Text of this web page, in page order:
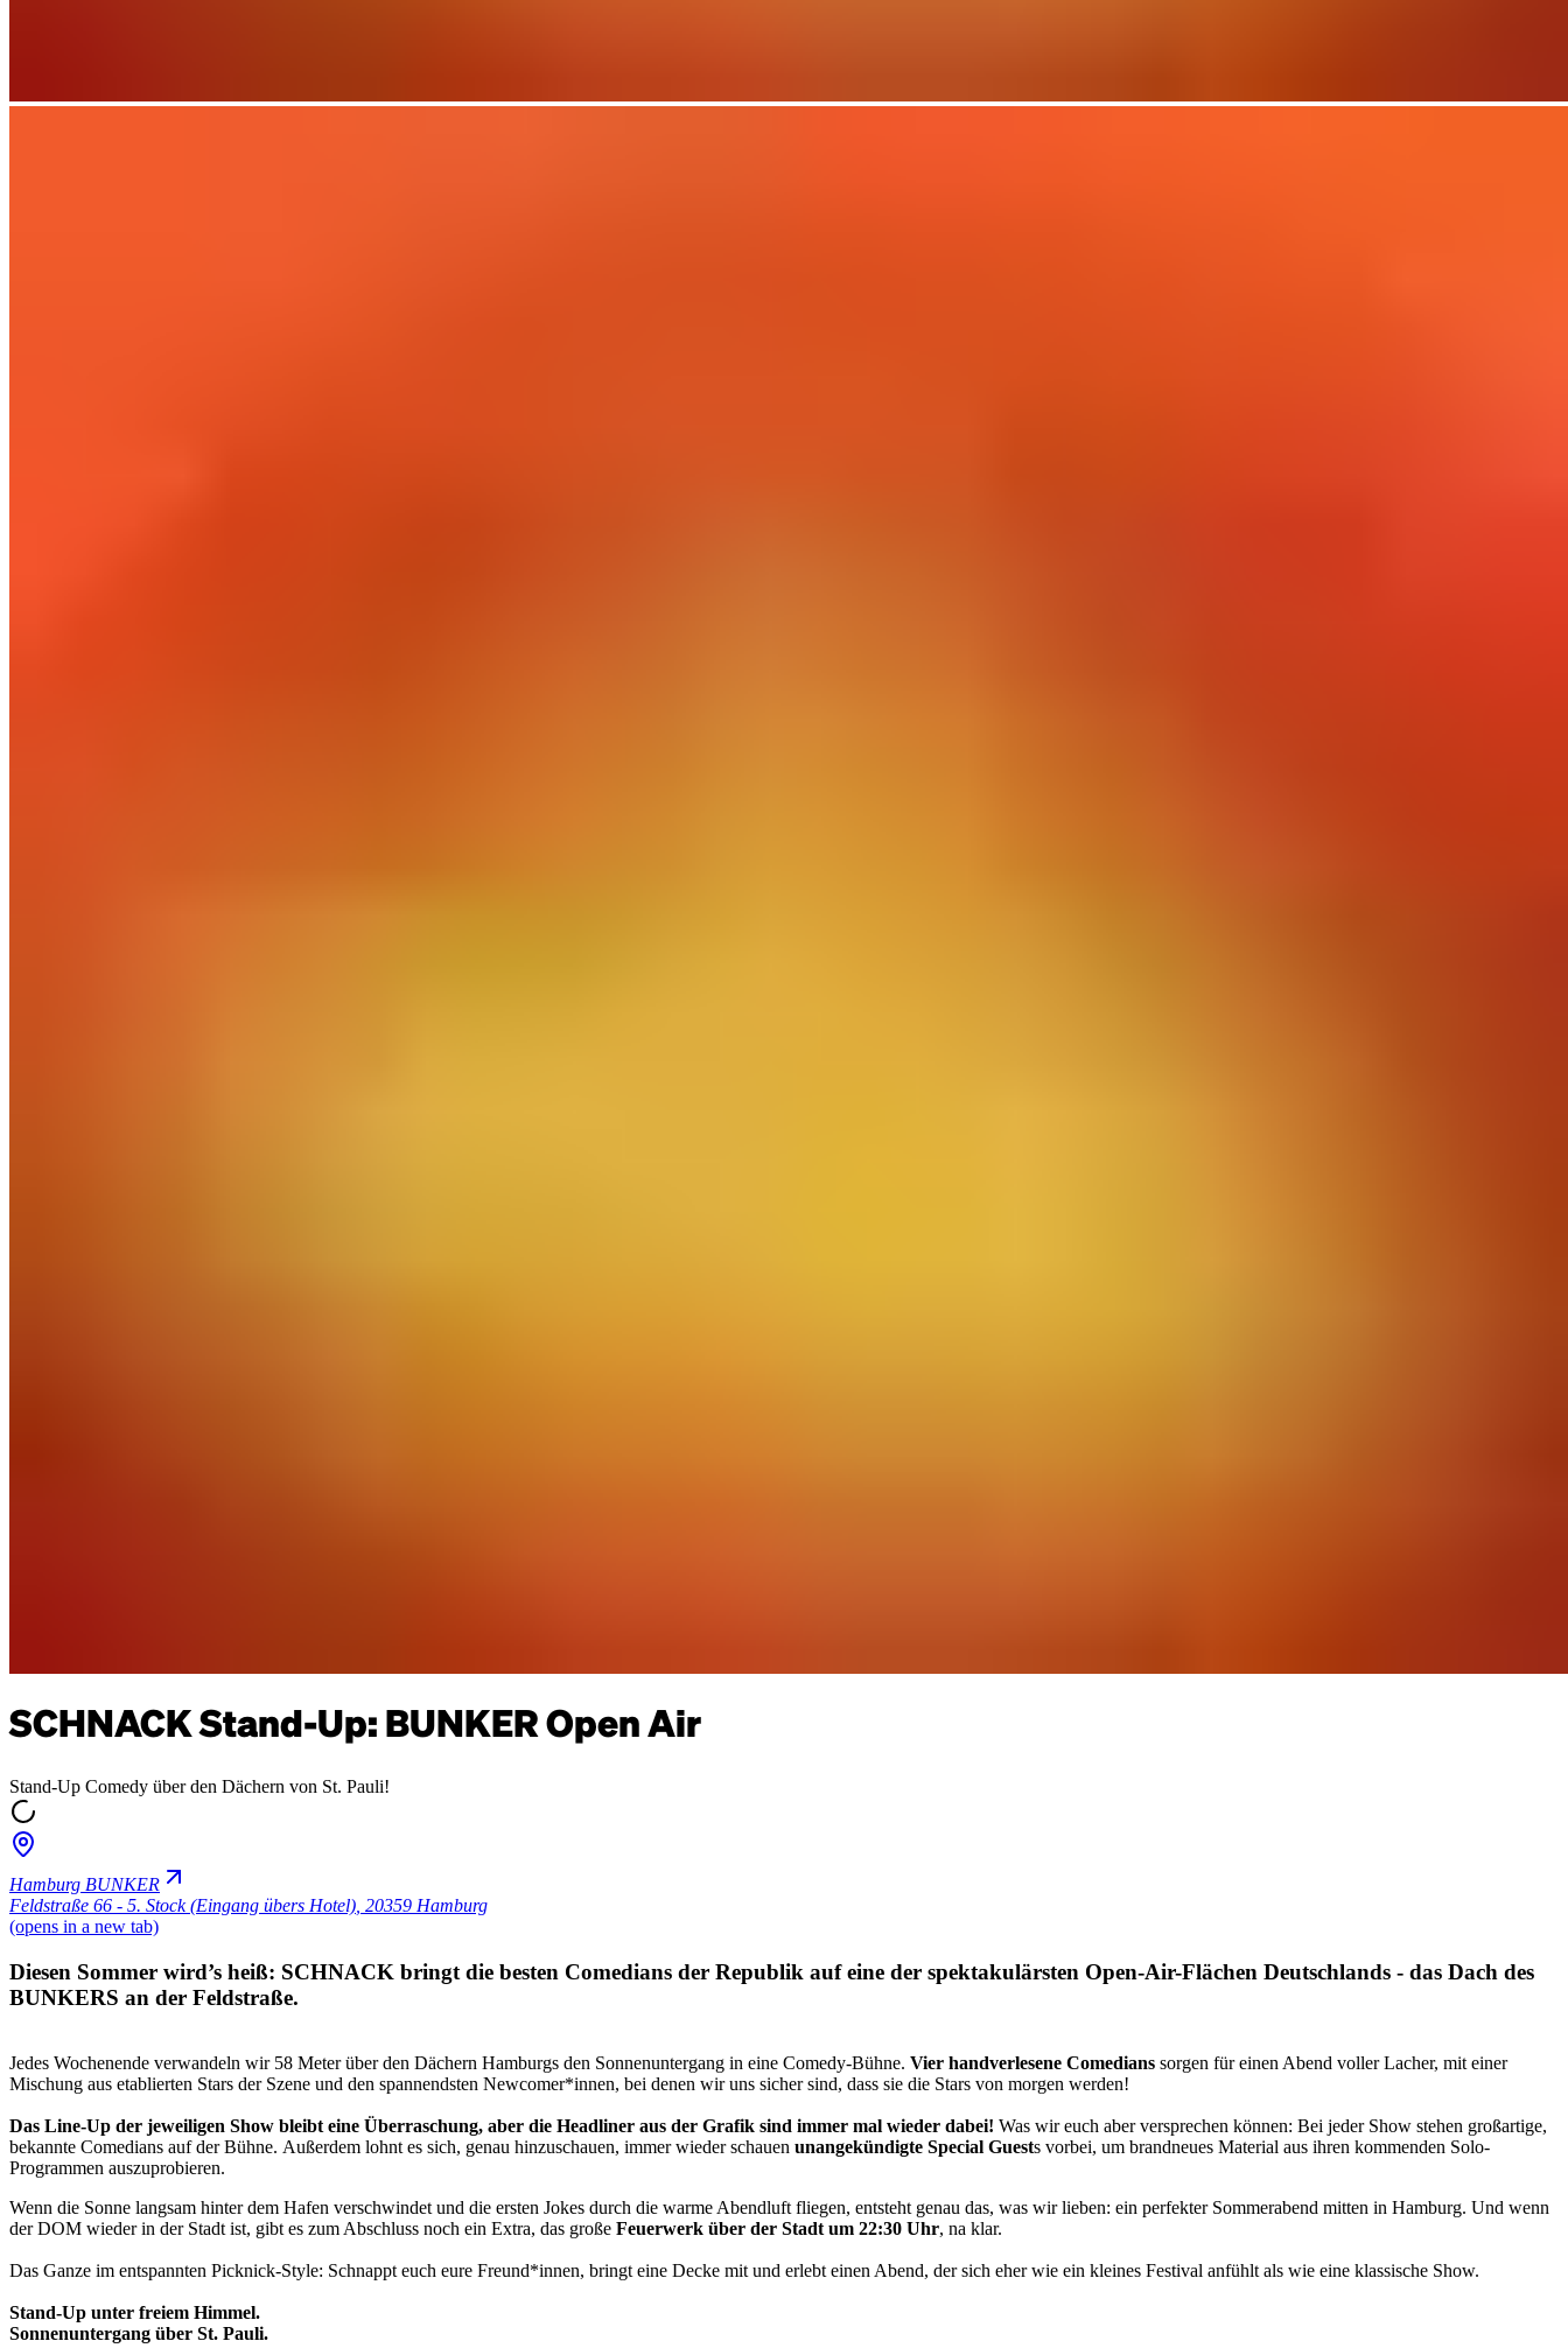
SCHNACK Stand-Up: BUNKER Open Air
Stand-Up Comedy über den Dächern von St. Pauli!
Hamburg BUNKER
Feldstraße 66 - 5. Stock (Eingang übers Hotel) 20359 Hamburg
(opens in a new tab)
Diesen Sommer wird’s heiß: SCHNACK bringt die besten Comedians der Republik auf eine der spektakulärsten Open-Air-Flächen Deutschlands - das Dach des
BUNKERS an der Feldstraße.
Jedes Wochenende verwandeln wir 58 Meter über den Dächern Hamburgs den Sonnenuntergang in eine Comedy-Bühne. Vier handverlesene Comedians sorgen für einen Abend voller Lacher, mit einer
Mischung aus etablierten Stars der Szene und den spannendsten Newcomer*innen, bei denen wir uns sicher sind, dass sie die Stars von morgen werden!
Das Line-Up der jeweiligen Show bleibt eine Überraschung, aber die Headliner aus der Grafik sind immer mal wieder dabei! Was wir euch aber versprechen können: Bei jeder Show stehen großartige,
bekannte Comedians auf der Bühne. Außerdem lohnt es sich, genau hinzuschauen, immer wieder schauen unangekündigte Special Guests vorbei, um brandneues Material aus ihren kommenden Solo-
Programmen auszuprobieren.
Wenn die Sonne langsam hinter dem Hafen verschwindet und die ersten Jokes durch die warme Abendluft fliegen, entsteht genau das, was wir lieben: ein perfekter Sommerabend mitten in Hamburg. Und wenn
der DOM wieder in der Stadt ist, gibt es zum Abschluss noch ein Extra, das große Feuerwerk über der Stadt um 22:30 Uhr, na klar.
Das Ganze im entspannten Picknick-Style: Schnappt euch eure Freund*innen, bringt eine Decke mit und erlebt einen Abend, der sich eher wie ein kleines Festival anfühlt als wie eine klassische Show.
Stand-Up unter freiem Himmel.
Sonnenuntergang über St. Pauli.